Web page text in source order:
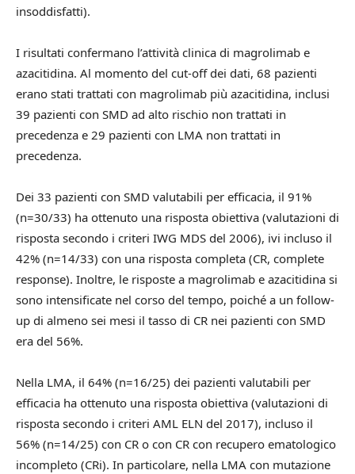
insoddisfatti).
I risultati confermano l’attività clinica di magrolimab e
azacitidina. Al momento del cut-off dei dati, 68 pazienti
erano stati trattati con magrolimab più azacitidina, inclusi
39 pazienti con SMD ad alto rischio non trattati in
precedenza e 29 pazienti con LMA non trattati in
precedenza.
Dei 33 pazienti con SMD valutabili per efficacia, il 91%
(n=30/33) ha ottenuto una risposta obiettiva (valutazioni di
risposta secondo i criteri IWG MDS del 2006), ivi incluso il
42% (n=14/33) con una risposta completa (CR, complete
response). Inoltre, le risposte a magrolimab e azacitidina si
sono intensificate nel corso del tempo, poiché a un follow-
up di almeno sei mesi il tasso di CR nei pazienti con SMD
era del 56%.
Nella LMA, il 64% (n=16/25) dei pazienti valutabili per
efficacia ha ottenuto una risposta obiettiva (valutazioni di
risposta secondo i criteri AML ELN del 2017), incluso il
56% (n=14/25) con CR o con CR con recupero ematologico
incompleto (CRi). In particolare, nella LMA con mutazione